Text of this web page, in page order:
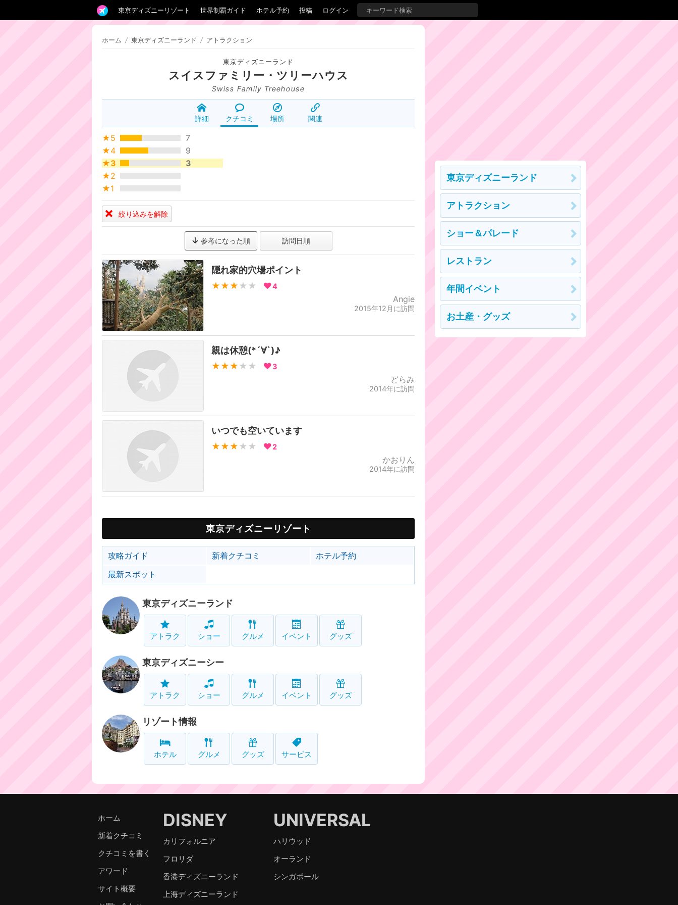
東京ディズニーリゾート 世界制覇ガイド ホテル予約 投稿 ログイン
ホーム / 東京ディズニーランド / アトラクション
東京ディズニーランド
スイスファミリー・ツリーハウス
Swiss Family Treehouse
詳細 クチコミ 場所 関連
★5
7
★4
9
★3
3
★2
★1
絞り込みを解除
参考になった順 訪問日順
隠れ家的穴場ポイント
★★★ ★★ 4
Angie
2015年12月に訪問
親は休憩(*´∀`)♪
★★★ ★★ 3
どらみ
2014年に訪問
いつでも空いています
★★★ ★★ 2
かおりん
2014年に訪問
東京ディズニーリゾート
攻略ガイド 新着クチコミ
ホテル予約
最新スポット
東京ディズニーランド
アトラク ショー グルメ イベント グッズ
東京ディズニーシー
アトラク ショー グルメ イベント グッズ
リゾート情報
ホテル グルメ グッズ サービス
東京ディズニーランド
アトラクション
ショー＆パレード
レストラン
年間イベント
お土産・グッズ
ホーム
新着クチコミ
クチコミを書く
アワード
サイト概要
DISNEY
カリフォルニア
フロリダ
香港ディズニーランド
上海ディズニーランド
UNIVERSAL
ハリウッド
オーランド
シンガポール